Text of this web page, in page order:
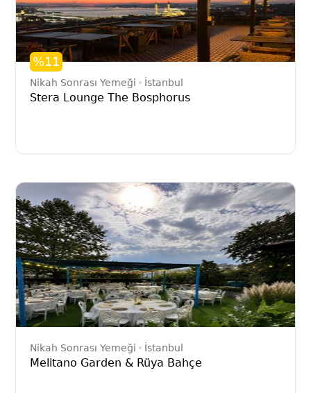
%11
Nikah Sonrası Yemeği İstanbul
Stera Lounge The Bosphorus
Nikah Sonrası Yemeği İstanbul
Melitano Garden & Rüya Bahçe